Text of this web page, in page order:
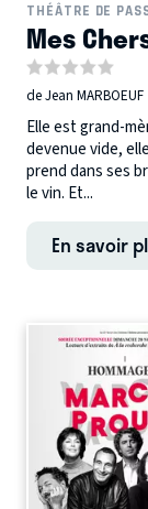
THÉÂTRE DE
Mes
de Jean MARBOEUF
Elle est grand-
devenue vide,
prend dans ses
le vin. Et...
En savoir